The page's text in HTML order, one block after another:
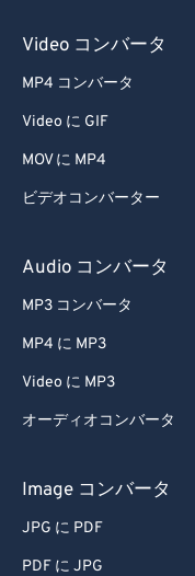
Video コンバータ
MP4 コンバータ
Video に GIF
MOV に MP4
ビデオコンバーター
Audio コンバータ
MP3 コンバータ
MP4 に MP3
Video に MP3
オーディオコンバータ
Image コンバータ
JPG に PDF
PDF に JPG